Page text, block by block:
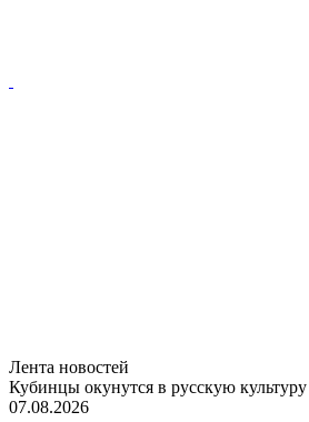
Лента новостей
Кубинцы окунутся в русскую культуру
07.08.2026